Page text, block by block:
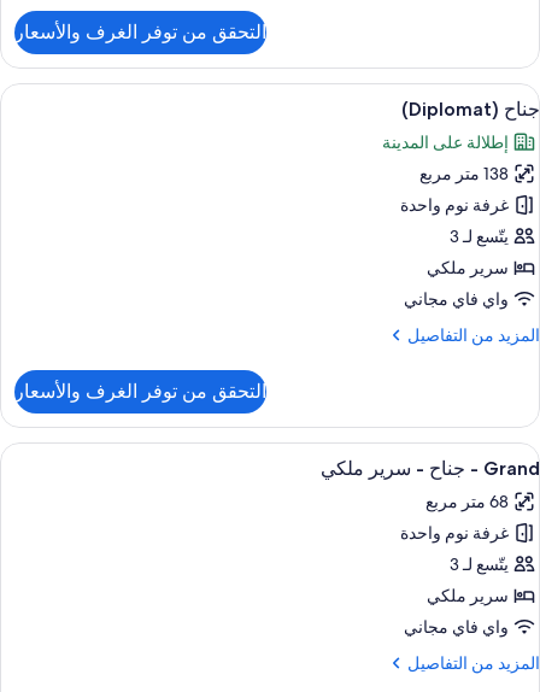
غرفة
كلوب
-
سريران
فرديان
منفصلان
التحقق من توفر الغرف والأسعار
استعراض
جميع
صور
جناح
ميني بار وخزنة داخل الغرفة ومكتب
6
جناح (Diplomat)
إطلالة على المدينة
138 متر مربع
غرفة نوم واحدة
يتّسع لـ 3
سرير ملكي
واي فاي مجاني
المزيد من التفاصيل
المزيد
جناح
التحقق من توفر الغرف والأسعار
استعراض
جميع
صور
Grand
-
جناح
-
سرير
ملكي
ميني بار وخزنة داخل الغرفة ومكتب
9
Grand - جناح - سرير ملكي
68 متر مربع
غرفة نوم واحدة
يتّسع لـ 3
سرير ملكي
واي فاي مجاني
المزيد من التفاصيل
المزيد